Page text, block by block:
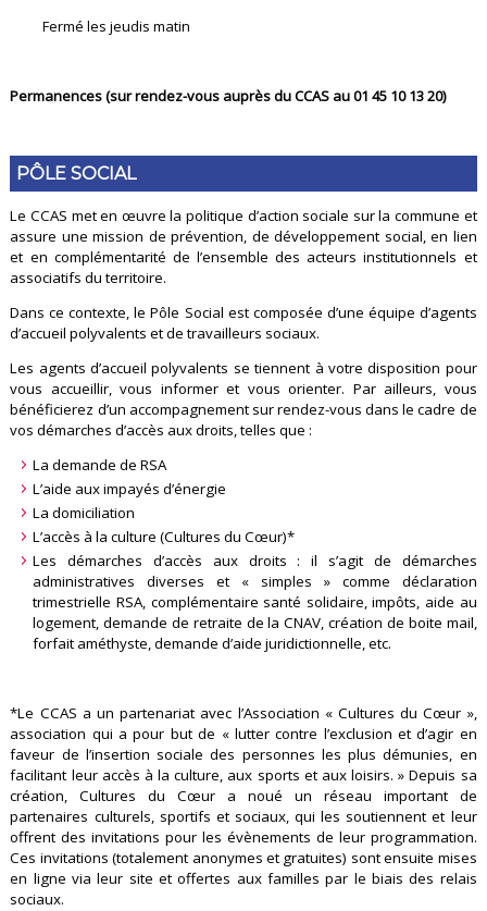
Fermé les jeudis matin
Permanences (sur rendez-vous auprès du CCAS au 01 45 10 13 20)
PÔLE SOCIAL
Le CCAS met en œuvre la politique d’action sociale sur la commune et
assure une mission de prévention, de développement social, en lien
et en complémentarité de l’ensemble des acteurs institutionnels et
associatifs du territoire.
Dans ce contexte, le Pôle Social est composée d’une équipe d’agents
d’accueil polyvalents et de travailleurs sociaux.
Les agents d’accueil polyvalents se tiennent à votre disposition pour
vous accueillir, vous informer et vous orienter. Par ailleurs, vous
bénéficierez d’un accompagnement sur rendez-vous dans le cadre de
vos démarches d’accès aux droits, telles que :
La demande de RSA
L’aide aux impayés d’énergie
La domiciliation
L’accès à la culture (Cultures du Cœur)*
Les démarches d’accès aux droits : il s’agit de démarches
administratives diverses et « simples » comme déclaration
trimestrielle RSA, complémentaire santé solidaire, impôts, aide au
logement, demande de retraite de la CNAV, création de boite mail,
forfait améthyste, demande d’aide juridictionnelle, etc.
*Le CCAS a un partenariat avec l’Association « Cultures du Cœur »,
association qui a pour but de « lutter contre l’exclusion et d’agir en
faveur de l’insertion sociale des personnes les plus démunies, en
facilitant leur accès à la culture, aux sports et aux loisirs. » Depuis sa
création, Cultures du Cœur a noué un réseau important de
partenaires culturels, sportifs et sociaux, qui les soutiennent et leur
offrent des invitations pour les évènements de leur programmation.
Ces invitations (totalement anonymes et gratuites) sont ensuite mises
en ligne via leur site et offertes aux familles par le biais des relais
sociaux.